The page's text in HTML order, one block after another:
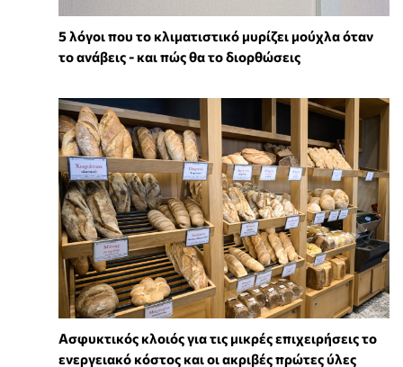
5 λόγοι που το κλιματιστικό μυρίζει μούχλα όταν
το ανάβεις - και πώς θα το διορθώσεις
Ασφυκτικός κλοιός για τις μικρές επιχειρήσεις το
ενεργειακό κόστος και οι ακριβές πρώτες ύλες